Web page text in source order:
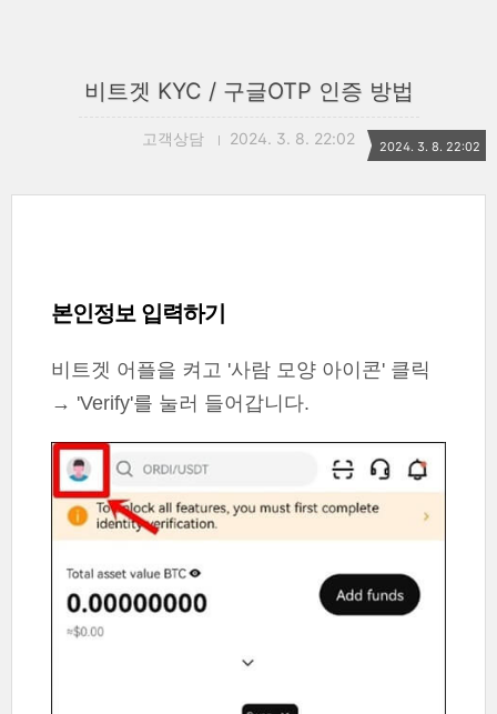
비트겟 KYC / 구글OTP 인증 방법
고객상담 2024. 3. 8. 22:02 2024. 3. 8. 22:02
본인정보 입력하기
비트겟 어플을 켜고 '사람 모양 아이콘' 클릭
→ 'Verify'를 눌러 들어갑니다.